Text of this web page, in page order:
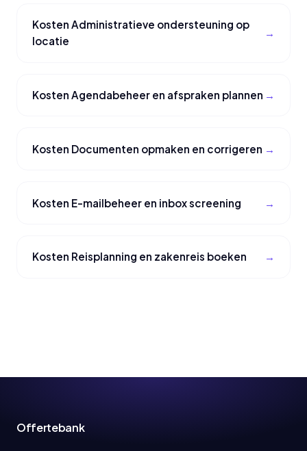
Kosten Administratieve ondersteuning op
locatie
Kosten Agendabeheer en afspraken plannen
Kosten Documenten opmaken en corrigeren
Kosten E-mailbeheer en inbox screening
Kosten Reisplanning en zakenreis boeken
Offertebank